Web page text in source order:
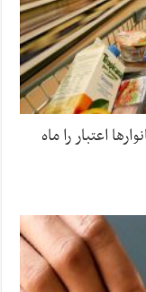
اعتبار را ماه